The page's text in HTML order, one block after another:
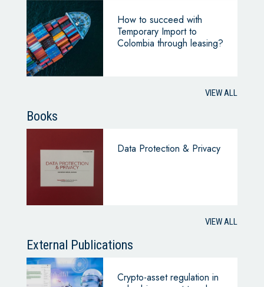
How to succeed with
Temporary Import to
Colombia through leasing?
VIEW ALL
Books
Data Protection & Privacy
VIEW ALL
External Publications
Crypto-asset regulation in